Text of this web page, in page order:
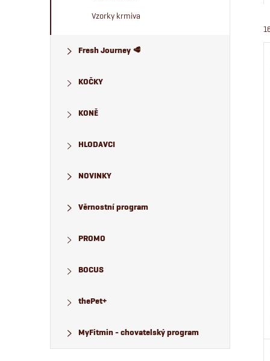
Vzorky krmiva
Fresh Journey 🥩
KOČKY
KONĚ
HLODAVCI
NOVINKY
Věrnostní program
PROMO
BOCUS
thePet+
MyFitmin - chovatelský program